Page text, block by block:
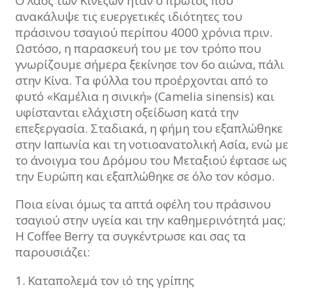
ανακάλυψε τις ευεργετικές ιδιότητες του
πράσινου τσαγιού περίπου 4000 χρόνια πριν.
Ωστόσο, η παρασκευή του με τον τρόπο που
γνωρίζουμε σήμερα ξεκίνησε τον 6ο αιώνα, πάλι
στην Κίνα. Τα φύλλα του προέρχονται από το
φυτό «Καμέλια η σινική» (Camelia sinensis) και
υφίστανται ελάχιστη οξείδωση κατά την
επεξεργασία. Σταδιακά, η φήμη του εξαπλώθηκε
στην Ιαπωνία και τη νοτιοανατολική Ασία, ενώ με
το άνοιγμα του Δρόμου του Μεταξιού έφτασε ως
την Ευρώπη και εξαπλώθηκε σε όλο τον κόσμο.
Ποια είναι όμως τα απτά οφέλη του πράσινου
τσαγιού στην υγεία και την καθημερινότητά μας;
H Coffee Berry τα συγκέντρωσε και σας τα
παρουσιάζει:
Καταπολεμά τον ιό της γρίπης